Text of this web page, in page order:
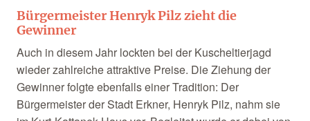
Bürgermeister Henryk Pilz zieht die
Gewinner
Auch in diesem Jahr lockten bei der Kuscheltierjagd
wieder zahlreiche attraktive Preise. Die Ziehung der
Gewinner folgte ebenfalls einer Tradition: Der
Bürgermeister der Stadt Erkner, Henryk Pilz, nahm sie